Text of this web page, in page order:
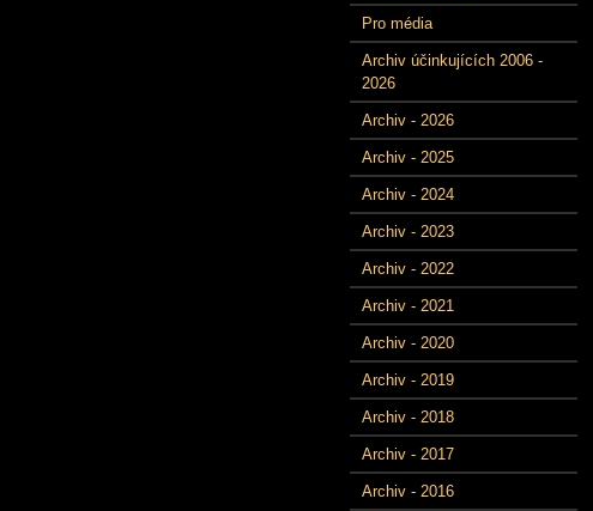
Pro média
Archiv účinkujících 2006 -
2026
Archiv - 2026
Archiv - 2025
Archiv - 2024
Archiv - 2023
Archiv - 2022
Archiv - 2021
Archiv - 2020
Archiv - 2019
Archiv - 2018
Archiv - 2017
Archiv - 2016